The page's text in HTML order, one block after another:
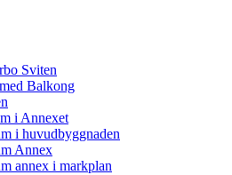
Sviten
Balkong
i Annexet
i huvudbyggnaden
Annex
annex i markplan